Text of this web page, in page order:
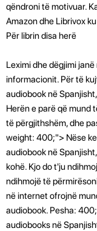
qëndroni të motivuar.
Amazon dhe Librivox
Për librin disa herë
Leximi dhe dëgjimi
informacionit. Për të
audiobook në
Herën e parë që mund
të përgjithshëm, dhe
weight: 400;"> Nëse
audiobook në
kohë. Kjo do t'ju
ndihmojë të
në internet ofrojnë
audiobook. Pesha:
audiobooks në